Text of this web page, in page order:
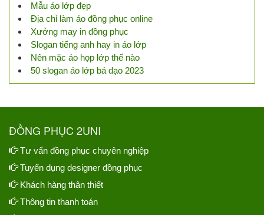
Mẫu áo lớp đẹp
Địa chỉ làm áo đồng phục online
Xưởng may in đồng phục
Slogan tiếng anh hay in áo lớp
Nên mặc áo họp lớp thế nào
50 slogan áo lớp bá đạo 2023
ĐỒNG PHỤC 2UNI
Tư vấn đồng phục chuyên nghiệp
Tuyển dụng designer đồng phục
Khách hàng thân thiết
Thông tin thanh toán